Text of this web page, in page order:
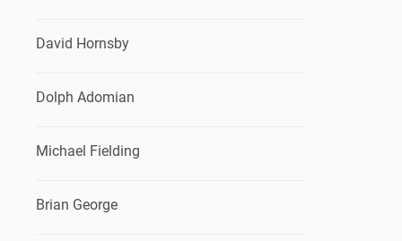
David Hornsby
Dolph Adomian
Michael Fielding
Brian George